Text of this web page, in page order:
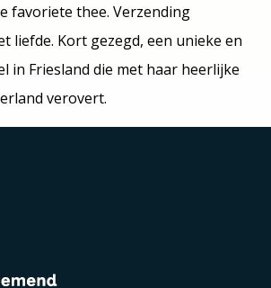
favoriete thee. Verzending
liefde. Kort gezegd, een unieke en
in Friesland die met haar heerlijke
verovert.